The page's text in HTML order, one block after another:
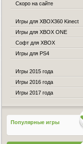
Скоро на сайте
Игры для XBOX360 Kinect
Игры для XBOX ONE
Софт для XBOX
Игры для PS4
Игры 2015 года
Игры 2016 года
Игры 2017 года
Популярные игры